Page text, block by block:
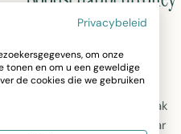
Playmarket Go Up
Premium
boodschappentrolley in
blauw met aluminium
frame, thermisch koelvak
en compact opvouwbaar
Privacybeleid
om onze
tonen en om u een geweldige
de cookies die we gebruiken